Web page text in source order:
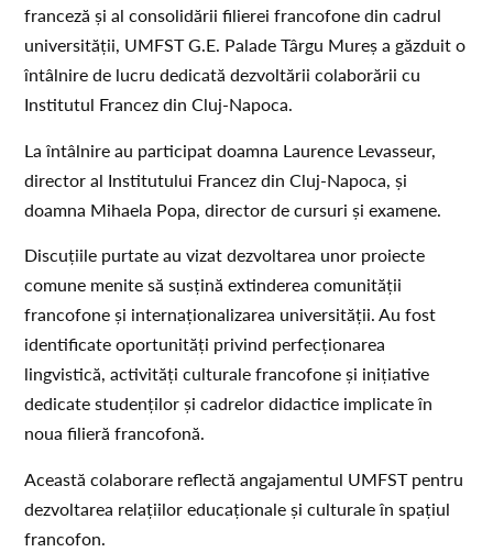
franceză și al consolidării filierei francofone din cadrul
universității, UMFST G.E. Palade Târgu Mureș a găzduit o
întâlnire de lucru dedicată dezvoltării colaborării cu
Institutul Francez din Cluj-Napoca.
La întâlnire au participat doamna Laurence Levasseur,
director al Institutului Francez din Cluj-Napoca, și
doamna Mihaela Popa, director de cursuri și examene.
Discuțiile purtate au vizat dezvoltarea unor proiecte
comune menite să susțină extinderea comunității
francofone și internaționalizarea universității. Au fost
identificate oportunități privind perfecționarea
lingvistică, activități culturale francofone și inițiative
dedicate studenților și cadrelor didactice implicate în
noua filieră francofonă.
Această colaborare reflectă angajamentul UMFST pentru
dezvoltarea relațiilor educaționale și culturale în spațiul
francofon.